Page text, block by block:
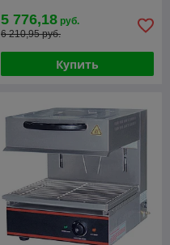
5 776,18 руб.
6 210,95 руб.
Купить